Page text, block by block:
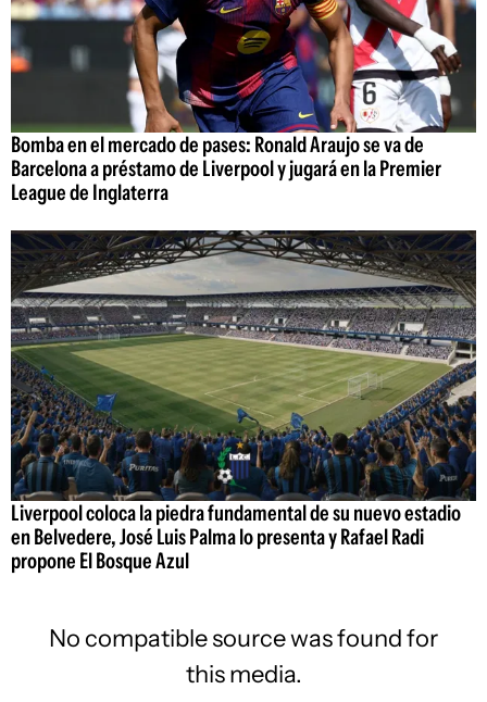
Bomba en el mercado de pases: Ronald Araujo se va de
Barcelona a préstamo de Liverpool y jugará en la Premier
League de Inglaterra
Liverpool coloca la piedra fundamental de su nuevo estadio
en Belvedere, José Luis Palma lo presenta y Rafael Radi
propone El Bosque Azul
No compatible source was found for
this media.